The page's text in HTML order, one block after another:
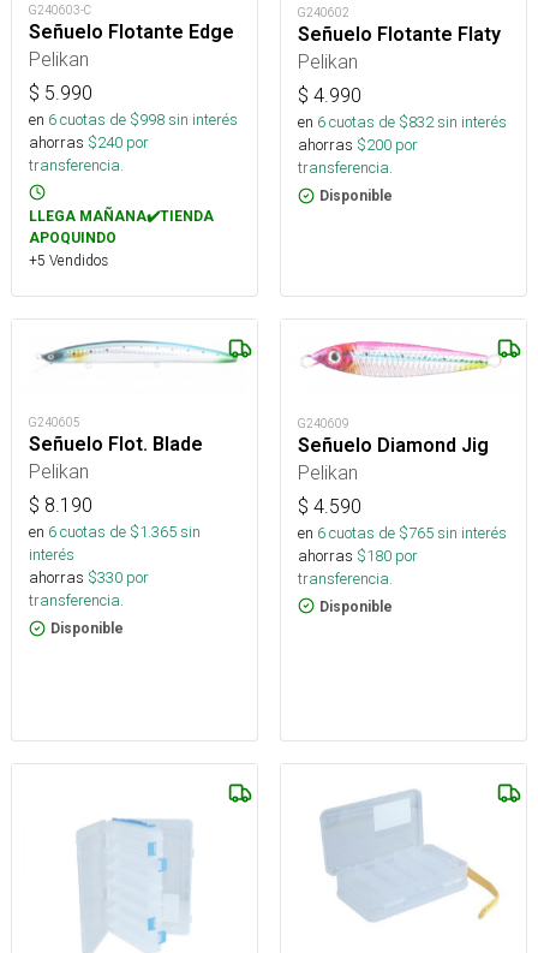
G240603-C
Señuelo Flotante Edge
Pelikan
$ 5.990
en 6cuotas de $998sin interés
ahorras $240 por
transferencia.
LLEGA MAÑANA✔️TIENDA
APOQUINDO
+5 Vendidos
G240602
Señuelo Flotante Flaty
Pelikan
$ 4.990
en 6cuotas de $832sin interés
ahorras $200 por
transferencia.
Disponible
G240605
Señuelo Flot. Blade
Pelikan
$ 8.190
en 6cuotas de $1.365sin
interés
ahorras $330 por
transferencia.
Disponible
G240609
Señuelo Diamond Jig
Pelikan
$ 4.590
en 6cuotas de $765sin interés
ahorras $180 por
transferencia.
Disponible